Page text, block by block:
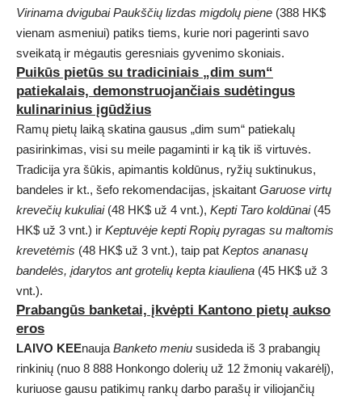
Virinama dvigubaiPaukščių lizdas migdolų piene (388 HK$
vienam asmeniui) patiks tiems, kurie nori pagerinti savo
sveikatą ir mėgautis geresniais gyvenimo skoniais.
Puikūs pietūs su tradiciniais „dim sum“
patiekalais, demonstruojančiais sudėtingus
kulinarinius įgūdžius
Ramų pietų laiką skatina gausus „dim sum“ patiekalų
pasirinkimas, visi su meile pagaminti ir ką tik iš virtuvės.
Tradicija yra šūkis, apimantis koldūnus, ryžių suktinukus,
bandeles ir kt., šefo rekomendacijas, įskaitant Garuose virtų
krevečių kukuliai(48 HK$ už 4 vnt.), Kepti Taro koldūnai(45
HK$ už 3 vnt.) ir Keptuvėje kepti Ropių pyragas su maltomis
krevetėmis (48 HK$ už 3 vnt.), taip pat Keptos ananasų
bandelės, įdarytos ant grotelių kepta kiauliena (45 HK$ už 3
vnt.).
Prabangūs banketai, įkvėpti Kantono pietų aukso
eros
LAIVO KEEnauja Banketo meniu susideda iš 3 prabangių
rinkinių (nuo 8 888 Honkongo dolerių už 12 žmonių vakarėlį),
kuriuose gausu patikimų rankų darbo parašų ir viliojančių